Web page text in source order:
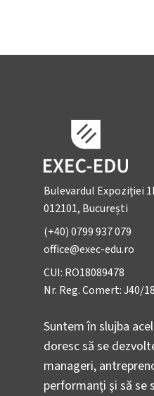
Bulevardul Expoziției
012101, București
(+40) 0799 937 079
office@exec-edu.ro
CUI: RO18089478
Nr. Reg. Comert: J40/
Suntem în slujba
doresc să se
manageri,
performanţi şi să se